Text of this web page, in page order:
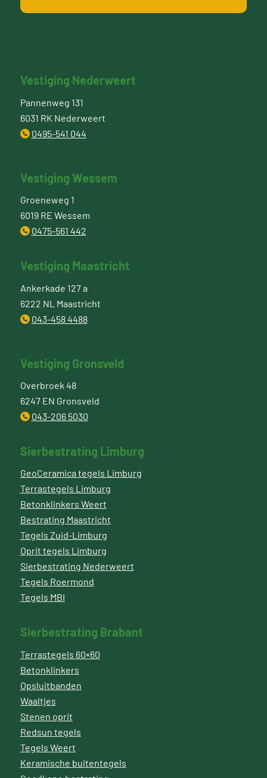
Vestiging Nederweert
Pannenweg 131
6031 RK Nederweert
0495-541 044
Vestiging Wessem
Groeneweg 1
6019 RE Wessem
0475-561 442
Vestiging Maastricht
Ankerkade 127 a
6222 NL Maastricht
043-458 4488
Vestiging Gronsveld
Overbroek 48
6247 EN Gronsveld
043-206 5030
Sierbestrating Limburg
GeoCeramica tegels Limburg
Terrastegels Limburg
Betonklinkers Weert
Bestrating Maastricht
Tegels Zuid-Limburg
Oprit tegels Limburg
Sierbestrating Nederweert
Tegels Roermond
Tegels MBI
Sierbestrating Brabant
Terrastegels 60×60
Betonklinkers
Opsluitbanden
Waaltjes
Stenen oprit
Redsun tegels
Tegels Weert
Keramische buitentegels